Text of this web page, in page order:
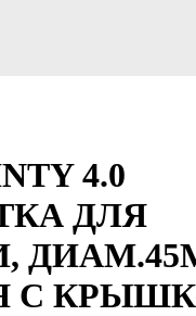
4.0
ДЛЯ
С